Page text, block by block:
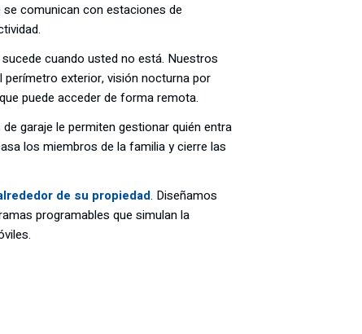
comunican con estaciones de
cuando usted no está. Nuestros
exterior, visión nocturna por
puede acceder de forma remota.
garaje le permiten gestionar quién entra
los miembros de la familia y cierre las
de su propiedad. Diseñamos
programables que simulan la